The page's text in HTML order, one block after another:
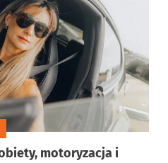
motoryzacja i